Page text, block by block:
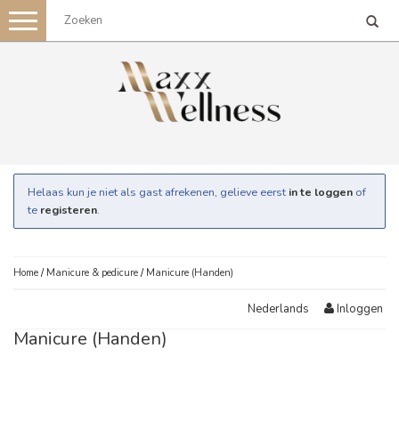
Toggle
navigation
Helaas kun je niet als gast afrekenen, gelieve eerst in te loggen of
te registeren.
Home / Manicure & pedicure / Manicure (Handen)
Nederlands Inloggen
Manicure (Handen)